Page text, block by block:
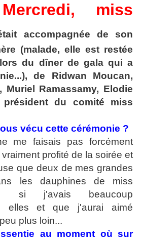
miss
accompagnée de son
(malade, elle est restée
du dîner de gala qui a
de Ridwan Moucan,
Muriel Ramassamy, Elodie
du comité miss
vécu cette cérémonie ?
me faisais pas forcément
profité de la soirée et
que deux de mes grandes
les dauphines de miss
si j'avais beaucoup
elles et que j'aurai aimé
plus loin...
au moment où sur